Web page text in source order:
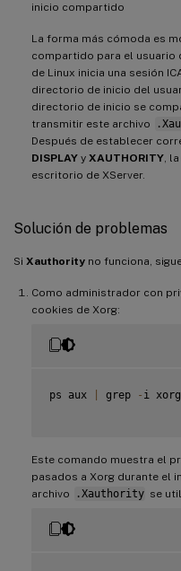
inicio compartido
La forma más cómoda es
compartido para el usuario
de Linux inicia una sesión
directorio de inicio del
directorio de inicio se
transmitir este archivo
Después de establecer
DISPLAY y XAUTHORITY ,
escritorio de XServer.
Solución de problemas
Si Xauthority no funciona,
Como administrador con
cookies de Xorg:
ps aux grep - i xorg
Este comando muestra el
pasados a Xorg durante el
archivo
.Xauthority se